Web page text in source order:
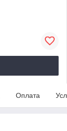
Оплата